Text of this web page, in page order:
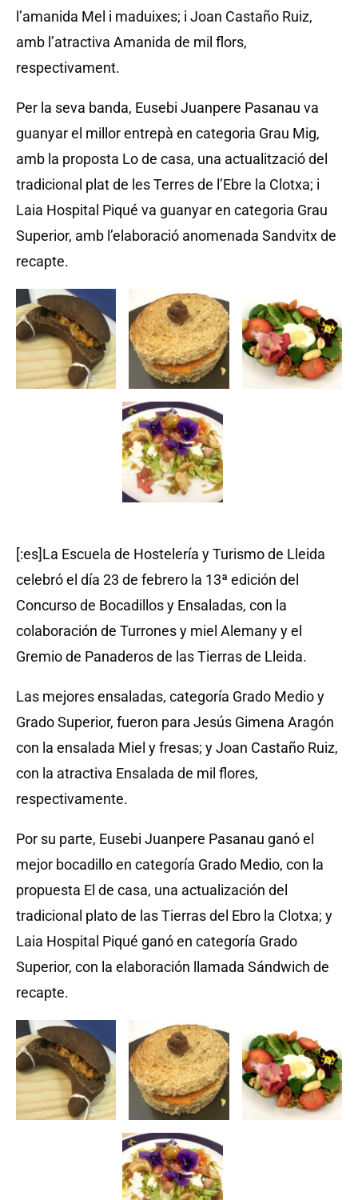
l’amanida Mel i maduixes; i Joan Castaño Ruiz,
amb l’atractiva Amanida de mil flors,
respectivament.
Per la seva banda, Eusebi Juanpere Pasanau va
guanyar el millor entrepà en categoria Grau Mig,
amb la proposta Lo de casa, una actualització del
tradicional plat de les Terres de l’Ebre la Clotxa; i
Laia Hospital Piqué va guanyar en categoria Grau
Superior, amb l’elaboració anomenada Sandvitx de
recapte.
[:es]La Escuela de Hostelería y Turismo de Lleida
celebró el día 23 de febrero la 13ª edición del
Concurso de Bocadillos y Ensaladas, con la
colaboración de Turrones y miel Alemany y el
Gremio de Panaderos de las Tierras de Lleida.
Las mejores ensaladas, categoría Grado Medio y
Grado Superior, fueron para Jesús Gimena Aragón
con la ensalada Miel y fresas; y Joan Castaño Ruiz,
con la atractiva Ensalada de mil flores,
respectivamente.
Por su parte, Eusebi Juanpere Pasanau ganó el
mejor bocadillo en categoría Grado Medio, con la
propuesta El de casa, una actualización del
tradicional plato de las Tierras del Ebro la Clotxa; y
Laia Hospital Piqué ganó en categoría Grado
Superior, con la elaboración llamada Sándwich de
recapte.